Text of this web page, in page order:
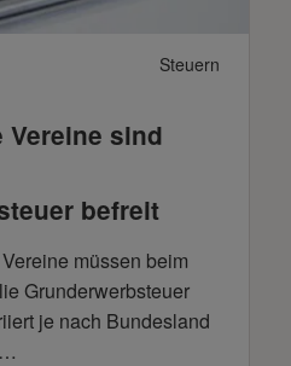
Steuern
Vereine sind
befreit
müssen beim
Grunderwerbsteuer
je nach Bundesland